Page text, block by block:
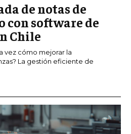
de notas de
con software de
Chile
vez cómo mejorar la
La gestión eficiente de